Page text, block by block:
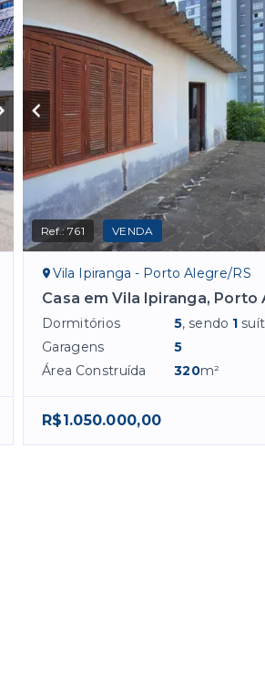
Ref.:761 VENDA
Vila Ipiranga - Porto Alegre/RS
Casa em Vila Ipiranga, Porto
Dormitórios 5, sendo 1
Garagens
5
Área Construída
320m²
R$1.050.000,00